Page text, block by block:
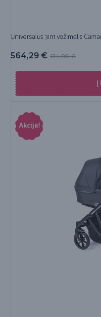
Universalus 3in1 vežimėlis
614,08€
564,29 €
Į
Akcija!